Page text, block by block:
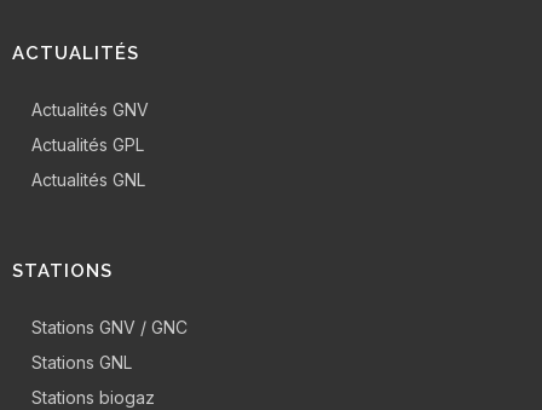
ACTUALITÉS
Actualités GNV
Actualités GPL
Actualités GNL
STATIONS
Stations GNV / GNC
Stations GNL
Stations biogaz